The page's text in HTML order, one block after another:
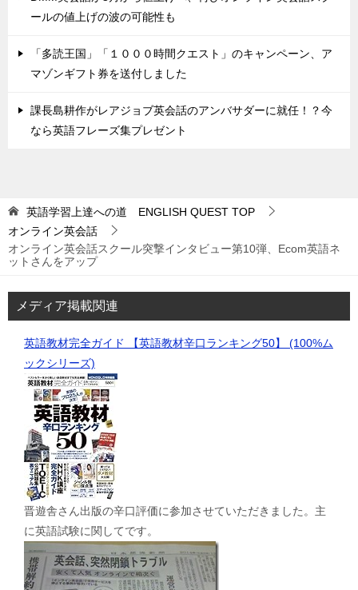
ールの値上げの波の可能性も
「多読王国」「１０００時間クエスト」のキャンペーン、ア
マゾンギフト券を送付しました
課長島耕作がレアジョブ英会話のアンバサダーに就任！？今
なら英語フレーズ集プレゼント
英語学習上達への道 ENGLISH QUEST TOP
オンライン英会話
オンライン英会話スクール突撃インタビュー第10弾、Ecom英語ネ
ットさんをアップ
メディア掲載関連
英語教材完全ガイド 【英語教材辛口ランキング50】 (100%ム
ックシリーズ)
晋遊舎さん出版の辛口評価に参加させていただきました。主
に英語試験に関してです。